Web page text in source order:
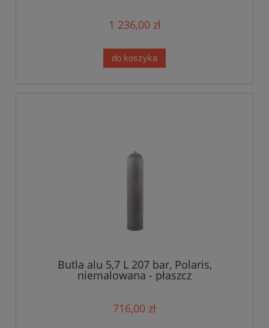
1 236,00 zł
do koszyka
Butla alu 5,7 L 207 bar, Polaris,
niemalowana - płaszcz
716,00 zł